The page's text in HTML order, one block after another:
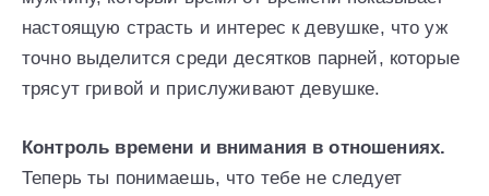
настоящую страсть и интерес к девушке, что уж
точно выделится среди десятков парней, которые
трясут гривой и прислуживают девушке.
Контроль времени и внимания в отношениях.
Теперь ты понимаешь, что тебе не следует